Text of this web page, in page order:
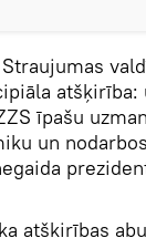
īpašu
un
atšķirības